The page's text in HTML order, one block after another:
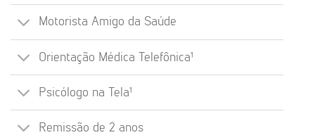
Motorista Amigo da Saúde
Orientação Médica Telefônica¹
Psicólogo na Tela¹
Remissão de 2 anos